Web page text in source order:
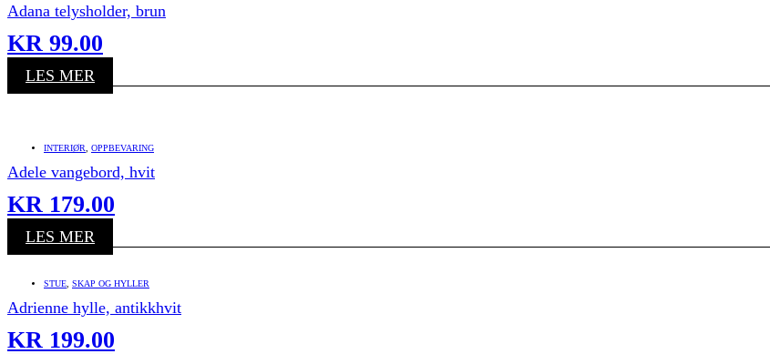
Adana telysholder, brun
KR 99.00
LES MER
INTERIØR OPPBEVARING
Adele vangebord, hvit
KR 179.00
LES MER
STUE SKAP OG HYLLER
Adrienne hylle, antikkhvit
KR 199.00